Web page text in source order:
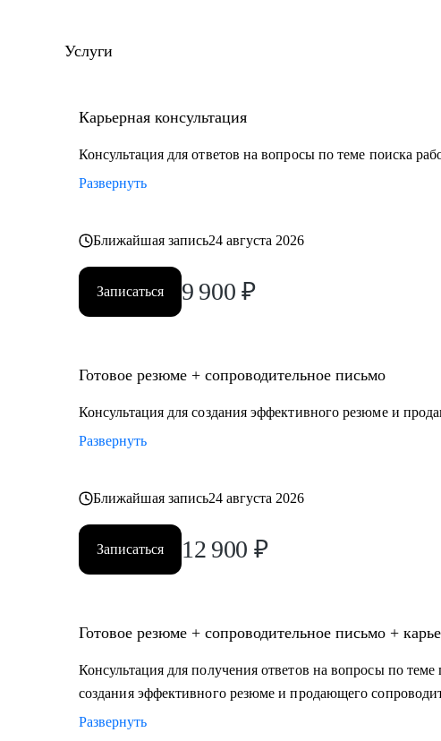
продвижение к карьерной цели и позволит эффективно
себя, повышая шансы на успешный результат.
на анализе ваших компетенций и карьерных целях.
Специалистам, руководителям среднего и высшего звена
• HR
• Продажи
• Логистика, ВЭД
• Юристы
• Бухгалтерия, Финансы
• Страхование
• Стратегия, инвестиции, консалтинг
Услуги
Карьерная консультация
Консультация для ответов на вопросы по теме поиска
Развернуть
Ближайшая запись24 августа 2026
Записаться 9 900 ₽
Готовое резюме + сопроводительное письмо
Консультация для создания эффективного резюме и
Развернуть
Ближайшая запись24 августа 2026
Записаться 12 900 ₽
Готовое резюме + сопроводительное письмо +
Консультация для получения ответов на вопросы по
создания эффективного резюме и продающего
Развернуть